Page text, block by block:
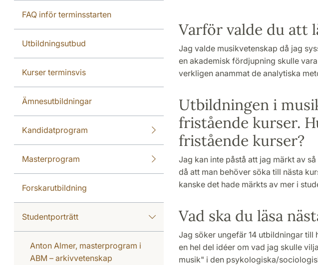
FAQ inför terminsstarten
Utbildningsutbud
Kurser terminsvis
Ämnesutbildningar
Kandidatprogram
Masterprogram
Forskarutbildning
Studentporträtt
Anton Almer, masterprogram i
ABM – arkivvetenskap
Varför valde du att
Jag valde musikvetenskap då jag
en akademisk fördjupning skulle
verkligen anammat de analytiska
Utbildningen i
fristående kurser.
fristående kurser?
Jag kan inte påstå att jag märkt av
då att man behöver söka till nästa
kanske det hade märkts av mer i
Vad ska du läsa
Jag söker ungefär 14 utbildningar till
en hel del idéer om vad jag skulle
musik" i den psykologiska/